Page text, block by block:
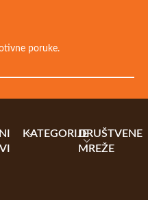
poruke.
KATEGORIJEDRUŠTVENE
MREŽE